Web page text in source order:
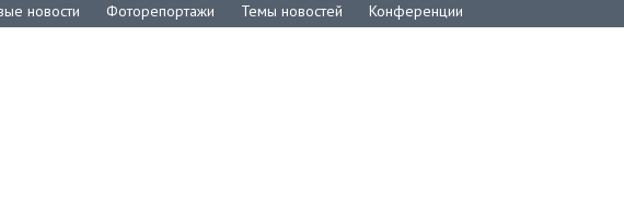
новости Фоторепортажи Темы новостей Конференции